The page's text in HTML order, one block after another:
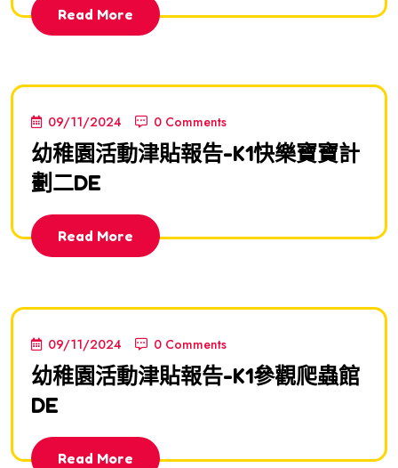
Read More
09/11/2024 0 Comments
幼稚園活動津貼報告-K1快樂寶寶計
劃二DE
Read More
09/11/2024 0 Comments
幼稚園活動津貼報告-K1參觀爬蟲館
DE
Read More